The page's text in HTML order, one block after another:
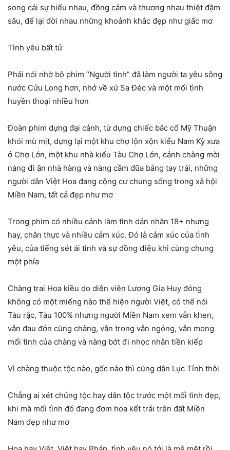
song cái sự hiểu nhau, đồng cảm và thương nhau thiệt đậm
sâu, để lại đời nhau những khoảnh khắc đẹp như giấc mơ
Tình yêu bất tử
Phải nói nhờ bộ phim “Người tình” đã làm người ta yêu sông
nước Cửu Long hơn, nhớ về xứ Sa Đéc và một mối tình
huyền thoại nhiều hơn
Đoàn phim dựng đại cảnh, từ dựng chiếc bắc cổ Mỹ Thuận
khói mù mịt, dựng lại một khu chợ lộn xộn kiểu Nam Kỳ xưa
ở Chợ Lớn, một khu nhà kiểu Tàu Chợ Lớn, cảnh chàng mời
nàng đi ăn nhà hàng và nàng cầm đũa bằng tay trái, những
người dân Việt Hoa đang cộng cư chung sống trong xã hội
Miền Nam, tất cả đẹp như mơ
Trong phim có nhiều cảnh làm tình dán nhãn 18+ nhưng
hay, chân thực và nhiều cảm xúc. Đó là cảm xúc của tình
yêu, của tiếng sét ái tình và sự đồng điệu khi cùng chung
một phía
Chàng trai Hoa kiều do diễn viên Lương Gia Huy đóng
không có một miếng nào thể hiện người Việt, có thể nói
Tàu rặc, Tàu 100% nhưng người Miền Nam xem vẫn khen,
vẫn đau đớn cùng chàng, vẫn trong vẫn ngóng, vẫn mong
mối tình của chàng và nàng bớt đi nhọc nhằn tiền kiếp
Vì chàng thuộc tộc nào, gốc nào thì cũng dân Lục Tỉnh thôi
Chẳng ai xét chủng tộc hay dân tộc trước một mối tình đẹp,
khi mà mối tình đó đang đơm hoa kết trái trên đất Miền
Nam đẹp như mơ